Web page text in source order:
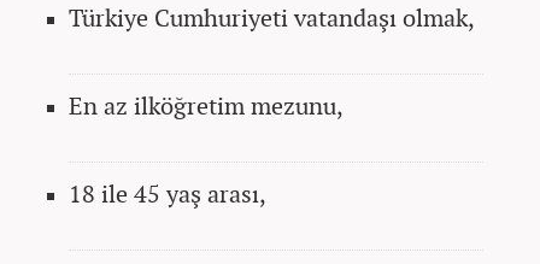
Türkiye Cumhuriyeti vatandaşı olmak,
En az ilköğretim mezunu,
18 ile 45 yaş arası,